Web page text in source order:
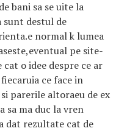
bani sa se uite la
sunt destul de
normal k lumea
pe site-
o idee despre ce ar
ce face in
parerile altoraeu de ex
ma duc la vren
dat rezultate cat de